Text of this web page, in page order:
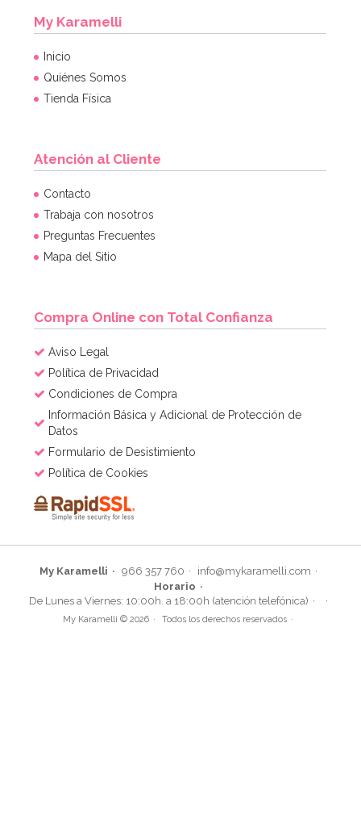
Set de 10 Accesorios para Photocall Año Nuevo
AÑADIR
My Karamelli
Inicio
Quiénes Somos
Tienda Física
Atención al Cliente
Contacto
Trabaja con nosotros
Preguntas Frecuentes
Mapa del Sitio
Compra Online con Total Confianza
Aviso Legal
Política de Privacidad
Condiciones de Compra
Información Básica y Adicional de Protección de
Datos
Formulario de Desistimiento
Política de Cookies
My Karamelli 966 357 760
info@mykaramelli.com
Horario
De Lunes a Viernes: 10:00h. a 18:00h (atención telefónica)
My Karamelli © 2026 Todos los derechos reservados